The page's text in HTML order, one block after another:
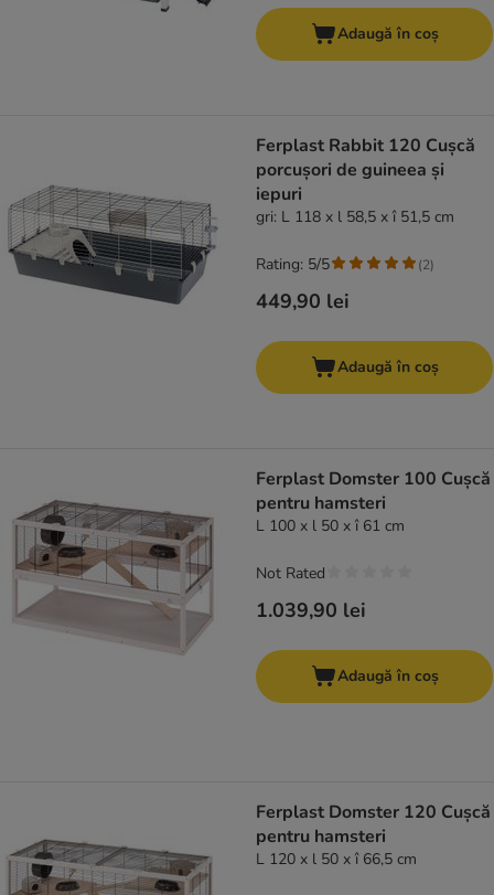
Adaugă în coș
Ferplast Rabbit 120 Cușcă
porcușori de guineea și
iepuri
gri: L 118 x l 58,5 x î 51,5 cm
449,90 lei
Rating: 5/5 (2)
Adaugă în coș
Ferplast Domster 100 Cușcă
pentru hamsteri
L 100 x l 50 x î 61 cm
1.039,90 lei
Not Rated
Adaugă în coș
Ferplast Domster 120 Cușcă
pentru hamsteri
L 120 x l 50 x î 66,5 cm